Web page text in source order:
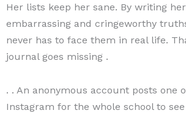
Her lists keep her sane. By writing
embarrassing and cringeworthy
never has to face them in real life.
journal goes missing .
. . An anonymous account posts one
Instagram for the whole school to